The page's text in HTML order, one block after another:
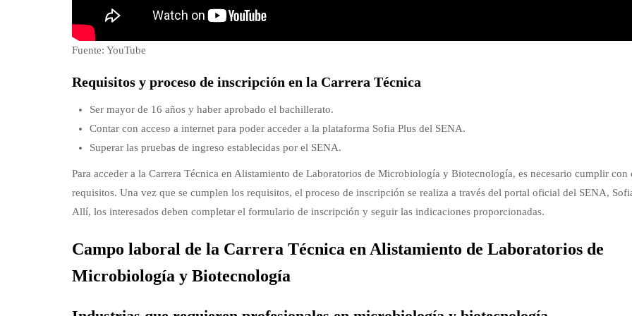
Fuente: YouTube
Requisitos y proceso de inscripción en la Carrera Técnica
Ser mayor de 16 años y haber aprobado el bachillerato.
Contar con acceso a internet para poder acceder a la plataforma Sofia Plus del SENA.
Superar las pruebas de ingreso establecidas por el SENA.
Para acceder a la Carrera Técnica en Alistamiento de Laboratorios de Microbiología y Biotecnología, es necesario cumplir con
requisitos. Una vez que se cumplen los requisitos, el proceso de inscripción se realiza a través del portal oficial del SENA,
Allí, los interesados deben completar el formulario de inscripción y seguir las indicaciones proporcionadas.
Campo laboral de la Carrera Técnica en Alistamiento de Laboratorios de
Microbiología y Biotecnología